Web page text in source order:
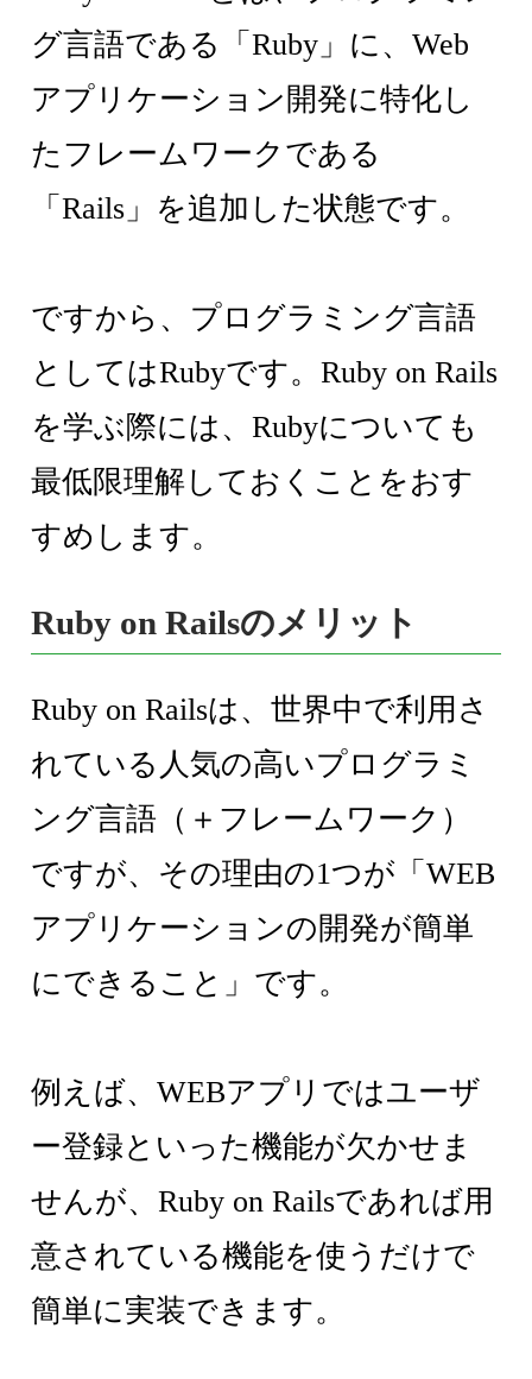
グ言語である「Ruby」に、Web
アプリケーション開発に特化し
たフレームワークである
「Rails」を追加した状態です。
ですから、プログラミング言語
としてはRubyです。Ruby on Rails
を学ぶ際には、Rubyについても
最低限理解しておくことをおす
すめします。
Ruby on Railsのメリット
Ruby on Railsは、世界中で利用さ
れている人気の高いプログラミ
ング言語（＋フレームワーク）
ですが、その理由の1つが「WEB
アプリケーションの開発が簡単
にできること」です。
例えば、WEBアプリではユーザ
ー登録といった機能が欠かせま
せんが、Ruby on Railsであれば用
意されている機能を使うだけで
簡単に実装できます。